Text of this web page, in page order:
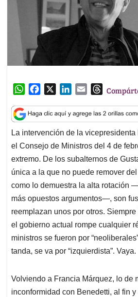
W
a
t
s
A
p
p
c
e
b
o
o
k
n
k
e
d
I
n
a
i
l
T
r
e
a
d
s
La intervención de la
el Consejo de Ministros del 4 de
extremo. De los subalternos de
única a la que no puede remover
como lo demuestra la alta rotación
más opuestos argumentos—, son
reemplazan unos por otros.
el gobierno actual rompe cualquier
ministros se fueron por
tanda, se va por “izquierdista”. Vaya.
Volviendo a Francia Márquez, lo de
inconformidad con Benedetti, al fin y